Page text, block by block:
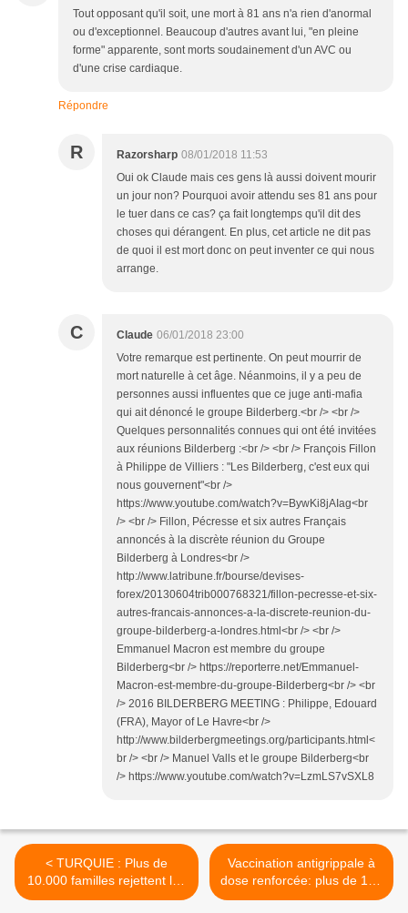
Tout opposant qu'il soit, une mort à 81 ans n'a rien d'anormal
ou d'exceptionnel. Beaucoup d'autres avant lui, "en pleine
forme" apparente, sont morts soudainement d'un AVC ou
d'une crise cardiaque.
Répondre
R Razorsharp 08/01/2018 11:53
Oui ok Claude mais ces gens là aussi doivent mourir
un jour non? Pourquoi avoir attendu ses 81 ans pour
le tuer dans ce cas? ça fait longtemps qu'il dit des
choses qui dérangent. En plus, cet article ne dit pas
de quoi il est mort donc on peut inventer ce qui nous
arrange.
C Claude 06/01/2018 23:00
Votre remarque est pertinente. On peut mourrir de
mort naturelle à cet âge. Néanmoins, il y a peu de
personnes aussi influentes que ce juge anti-mafia
qui ait dénoncé le groupe Bilderberg.<br /> <br />
Quelques personnalités connues qui ont été invitées
aux réunions Bilderberg :<br /> <br /> François Fillon
à Philippe de Villiers : "Les Bilderberg, c'est eux qui
nous gouvernent"<br />
https://www.youtube.com/watch?v=BywKi8jAIag<br
/> <br /> Fillon, Pécresse et six autres Français
annoncés à la discrète réunion du Groupe
Bilderberg à Londres<br />
http://www.latribune.fr/bourse/devises-
forex/20130604trib000768321/fillon-pecresse-et-six-
autres-francais-annonces-a-la-discrete-reunion-du-
groupe-bilderberg-a-londres.html<br /> <br />
Emmanuel Macron est membre du groupe
Bilderberg<br /> https://reporterre.net/Emmanuel-
Macron-est-membre-du-groupe-Bilderberg<br /> <br
/> 2016 BILDERBERG MEETING : Philippe, Edouard
(FRA), Mayor of Le Havre<br />
http://www.bilderbergmeetings.org/participants.html<
br /> <br /> Manuel Valls et le groupe Bilderberg<br
/> https://www.youtube.com/watch?v=LzmLS7vSXL8
< TURQUIE : Plus de
10.000 familles rejettent les
vaccinations pour leurs
Vaccination antigrippale à
dose renforcée: plus de 100
seniors décédés dans les